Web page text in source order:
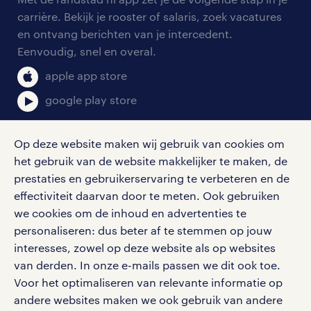
Op deze website maken wij gebruik van cookies om
het gebruik van de website makkelijker te maken, de
prestaties en gebruikerservaring te verbeteren en de
effectiviteit daarvan door te meten. Ook gebruiken
we cookies om de inhoud en advertenties te
personaliseren: dus beter af te stemmen op jouw
interesses, zowel op deze website als op websites
van derden. In onze e-mails passen we dit ook toe.
Voor het optimaliseren van relevante informatie op
andere websites maken we ook gebruik van andere
aanmelden nieuwsbrief
blogs en artikelen
salarischecker
bruto-netto calculator
onze vestigingen
pers
klachten en misstanden
carrière. Bekijk je rooster of salaris, zoek vacatures
en ontvang berichten van je intercedent.
Eenvoudig, snel en overal.
apple app store
google play store
social media
Volg ons voor de leukste content omtrent
vacatures, solliciteren en inspiratie.
werken bij randstad